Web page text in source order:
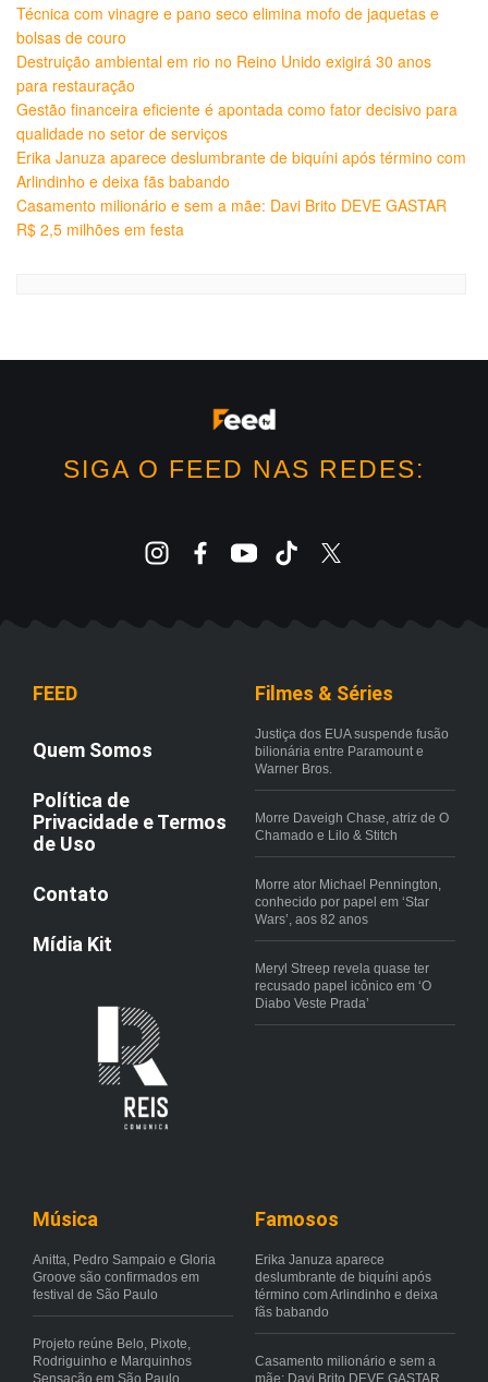
Técnica com vinagre e pano seco elimina mofo de jaquetas e
bolsas de couro
Destruição ambiental em rio no Reino Unido exigirá 30 anos
para restauração
Gestão financeira eficiente é apontada como fator decisivo para
qualidade no setor de serviços
Erika Januza aparece deslumbrante de biquíni após término com
Arlindinho e deixa fãs babando
Casamento milionário e sem a mãe: Davi Brito DEVE GASTAR
R$ 2,5 milhões em festa
SIGA O FEED NAS REDES:
FEED
Quem Somos
Política de
Privacidade e Termos
de Uso
Contato
Mídia Kit
Filmes & Séries
Justiça dos EUA suspende fusão
bilionária entre Paramount e
Warner Bros.
Morre Daveigh Chase, atriz de O
Chamado e Lilo & Stitch
Morre ator Michael Pennington,
conhecido por papel em ‘Star
Wars’, aos 82 anos
Meryl Streep revela quase ter
recusado papel icônico em ‘O
Diabo Veste Prada’
Música
Anitta, Pedro Sampaio e Gloria
Groove são confirmados em
festival de São Paulo
Projeto reúne Belo, Pixote,
Rodriguinho e Marquinhos
Sensação em São Paulo
Famosos
Erika Januza aparece
deslumbrante de biquíni após
término com Arlindinho e deixa
fãs babando
Casamento milionário e sem a
mãe: Davi Brito DEVE GASTAR